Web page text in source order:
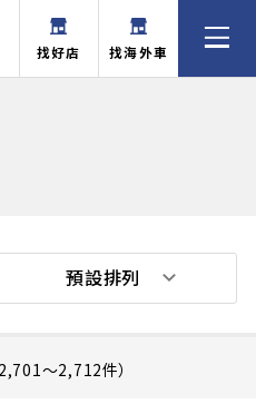
找好店 找海外車
〜2,712件）
預設排列